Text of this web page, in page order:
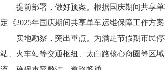
提前部署，做好预案。根据国庆期间共享
定《2025年国庆期间共享单车运维保障工作方
实地勘察，突出重点。为满足节假期市民
站、火车站等交通枢纽、太白路核心商圈等区